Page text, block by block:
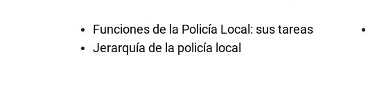
Funciones de la Policía Local: sus tareas
Jerarquía de la policía local